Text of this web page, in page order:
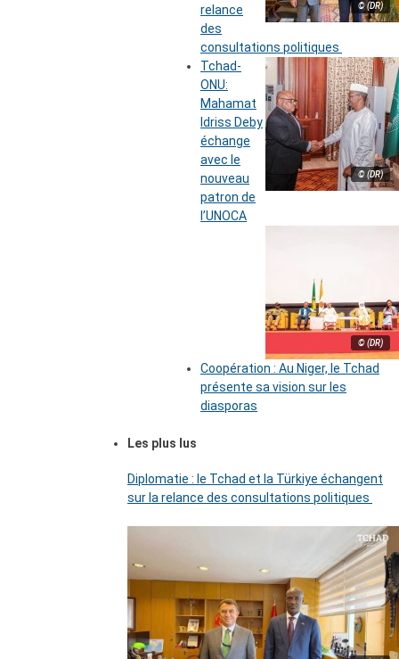
© (DR)
relance
des
consultations politiques
© (DR)
Tchad-
ONU:
Mahamat
Idriss Deby
échange
avec le
nouveau
patron de
l’UNOCA
© (DR)
Coopération : Au Niger, le Tchad
présente sa vision sur les
diasporas
Les plus lus
Diplomatie : le Tchad et la Türkiye échangent
sur la relance des consultations politiques